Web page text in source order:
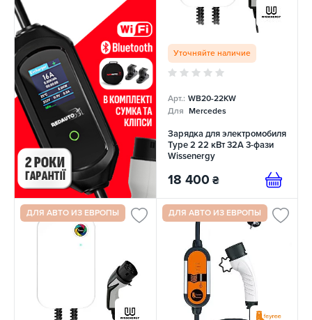
Уточняйте наличие
Арт.: WB20-22KW
Для Mercedes
Зарядка для электромобиля
Type 2 22 кВт 32A 3-фази
Wissenergy
18 400 ₴
ДЛЯ АВТО ИЗ ЕВРОПЫ ДЛЯ АВТО ИЗ ЕВРОПЫ